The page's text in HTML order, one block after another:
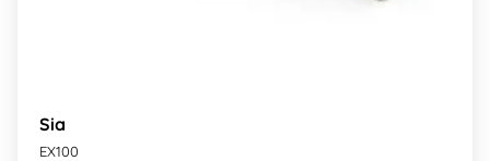
Sia
EX100